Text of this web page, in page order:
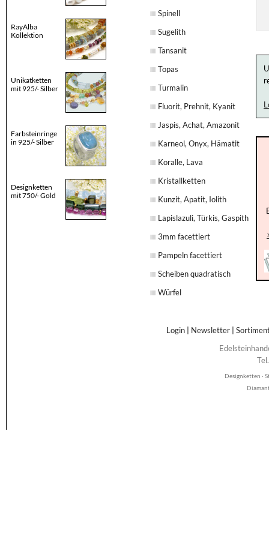
RayAlba
Kollektion
Unikatketten
mit 925/- Silber
Farbsteinringe
in 925/- Silber
Designketten
mit 750/- Gold
Spinell
Sugelith
Tansanit
Topas
Turmalin
Fluorit, Prehnit, Kyanit
Jaspis, Achat, Amazonit
Karneol, Onyx, Hämatit
Koralle, Lava
Kristallketten
Kunzit, Apatit, Iolith
Lapislazuli, Türkis, Gaspith
3mm facettiert
Pampeln facettiert
Scheiben quadratisch
Würfel
Login Newsletter |
Designketten ·